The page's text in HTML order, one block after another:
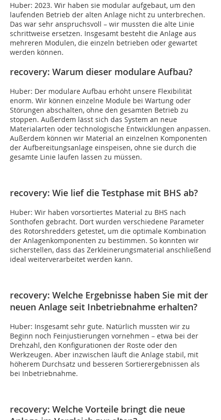
Huber: 2023. Wir haben sie modular aufgebaut, um den
laufenden Betrieb der alten Anlage nicht zu unterbrechen.
Das war sehr anspruchsvoll – wir mussten die alte Linie
schrittweise ersetzen. Insgesamt besteht die Anlage aus
mehreren Modulen, die einzeln betrieben oder gewartet
werden können.
recovery: Warum dieser modulare Aufbau?
Huber: Der modulare Aufbau erhöht unsere Flexibilität
enorm. Wir können einzelne Module bei Wartung oder
Störungen abschalten, ohne den gesamten Betrieb zu
stoppen. Außerdem lässt sich das System an neue
Materialarten oder technologische Entwicklungen anpassen.
Außerdem können wir Material an einzelnen Komponenten
der Aufbereitungsanlage einspeisen, ohne sie durch die
gesamte Linie laufen lassen zu müssen.
recovery: Wie lief die Testphase mit BHS ab?
Huber: Wir haben vorsortiertes Material zu BHS nach
Sonthofen gebracht. Dort wurden verschiedene Parameter
des Rotorshredders getestet, um die optimale Kombination
der Anlagenkomponenten zu bestimmen. So konnten wir
sicherstellen, dass das Zerkleinerungsmaterial anschließend
ideal weiterverarbeitet werden kann.
recovery: Welche Ergebnisse haben Sie mit der
neuen Anlage seit Inbetriebnahme erhalten?
Huber: Insgesamt sehr gute. Natürlich mussten wir zu
Beginn noch Feinjustierungen vornehmen – etwa bei der
Drehzahl, den Konfigurationen der Roste oder den
Werkzeugen. Aber inzwischen läuft die Anlage stabil, mit
höherem Durchsatz und besseren Sortierergebnissen als
bei Inbetriebnahme.
recovery: Welche Vorteile bringt die neue